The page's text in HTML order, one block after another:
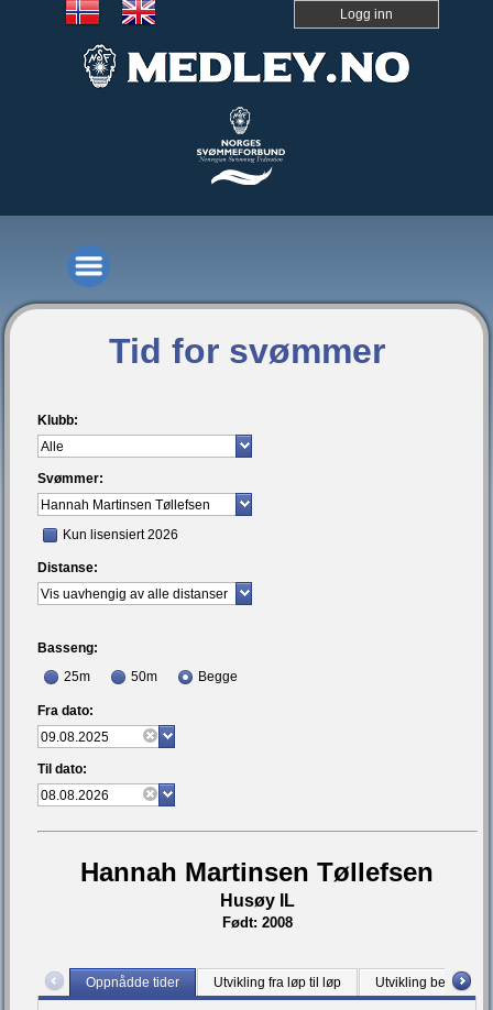
Logg inn
Tid for svømmer
Klubb:
Svømmer:
Kun lisensiert 2026
Distanse:
Basseng:
25m
50m Begge
Fra dato:
Til dato:
Hannah Martinsen Tøllefsen
Husøy IL
Født: 2008
Oppnådde tider Utvikling fra løp til løp Utvikling bestetid